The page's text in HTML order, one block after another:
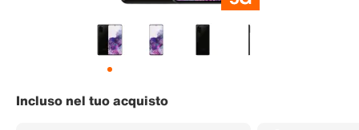
Incluso nel tuo acquisto